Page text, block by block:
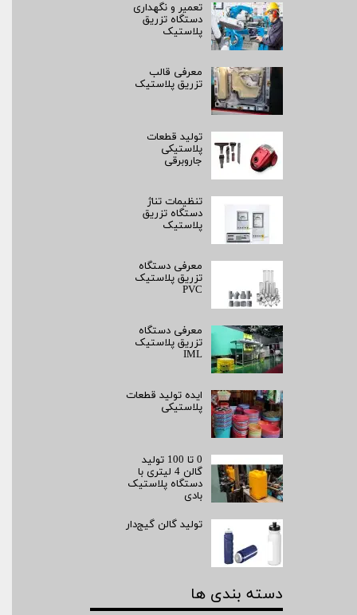
تعمیر و نگهداری
دستگاه تزریق
پلاستیک
معرفی قالب
تزریق پلاستیک
تولید قطعات
پلاستیکی
جاروبرقی
تنظیمات تناژ
دستگاه تزریق
پلاستیک
معرفی دستگاه
تزریق پلاستیک
PVC
معرفی دستگاه
تزریق پلاستیک
IML
ایده تولید قطعات
پلاستیکی
0 تا 100 تولید
گالن 4 لیتری با
دستگاه پلاستیک
بادی
تولید گالن گیج‌دار
دسته بندی ها